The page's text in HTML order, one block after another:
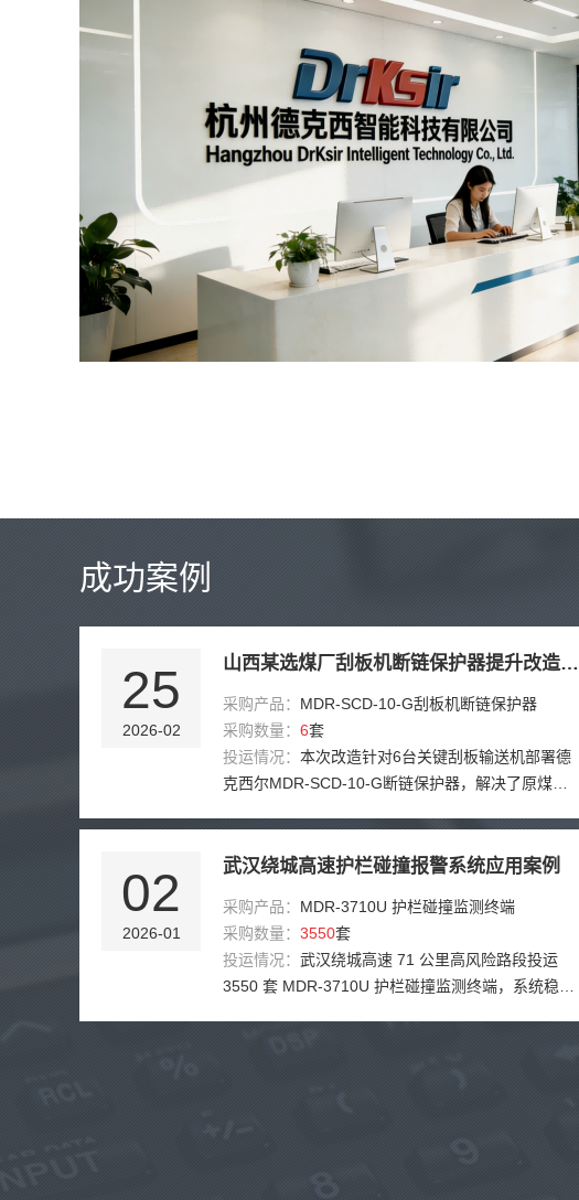
成功案例
25
2026-02
山西某选煤厂刮板机断链保护器提升改造项目
采购产品： MDR-SCD-10-G刮板机断链保护器
采购数量： 6套
投运情况： 本次改造针对6台关键刮板输送机部署德
克西尔MDR-SCD-10-G断链保护器，解决了原煤入
接触式磁电测速原理，传感器直接安装于从动轴轴
煤泥覆盖、电流检测无法区分断链与空载的技术缺
陷。6台设备统一配置50%灵敏度档位，20秒智能启
动延时彻底避开电机加速干扰，使能端接入接触器辅
助触点实现启停联动。针对精煤脱介和煤泥回收两台
高湿度设备，制定每两周清理轴端积尘的维护规范；
矸石排放设备因冲击载荷大，灵敏度上调至70%。改
造后实现了断链、卡链、打滑故障的秒级识别与自动
停机，岗位工从每小时巡检变为月度维护，中控室可
实时监视6台设备运行状态。
02
2026-01
武汉绕城高速护栏碰撞报警系统应用案例
采购产品： MDR-3710U 护栏碰撞监测终端
采购数量： 3550套
投运情况： 武汉绕城高速 71 公里高风险路段投运
3550 套 MDR-3710U 护栏碰撞监测终端，系统稳定
警 189 起，夜间事故发现滞后、肇事逃逸追赔难等
痛点得到彻底解决。累计挽回路产损失约 86 万元，
减少拥堵 950 小时，养护成本降低 55%，二次事故